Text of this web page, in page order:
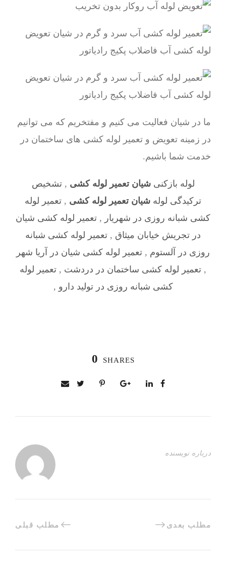
ما در شیان فعالیت می کنیم و مفتخریم که می توانیم
در زمینه تعویض و تعمیر لوله کشی های ساختمان در
خدمت شما باشیم.
لوله بازکنیشیان تعمیر لوله کشی ,تشخیص
ترکیدگی لوله شیان تعمیر لوله کشی , تعمیر لوله
کشی شبانه روزی در شهریار , تعمیر لوله کشی شیان
در تجریش خیابان میثاق , تعمیر لوله کشی شبانه
روزی در آلستوم , تعمیر لوله کشی شیان در آریا شهر
, تعمیر لوله کشی ساختمان در دردشت , تعمیر لوله
کشی شبانه روزی در تولید دارو ,
0 SHARES
درباره نویسنده
مطلب قبلی مطلب بعدی